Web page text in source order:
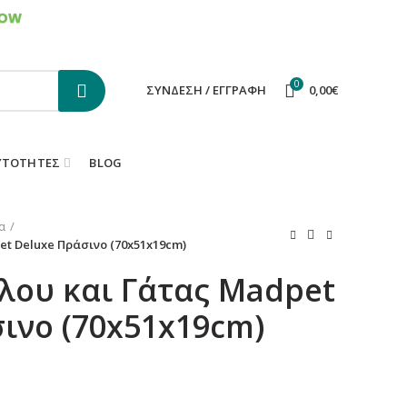
ΣΎΝΔΕΣΗ / ΕΓΓΡΑΦΉ 0 0,00€
BLOG
Deluxe Πράσινο (70x51x19cm)
και Γάτας Madpet
(70x51x19cm)